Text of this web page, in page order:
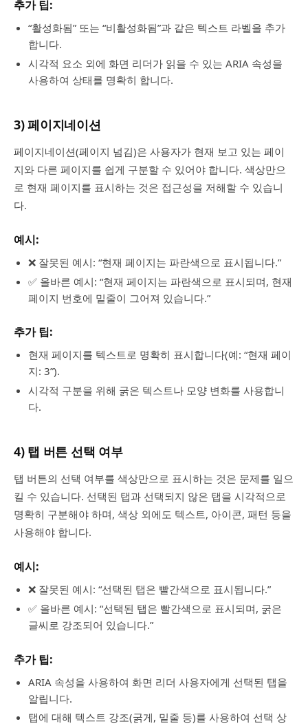
추가 팁:
“활성화됨” 또는 “비활성화됨”과 같은 텍스트 라벨을 추가
합니다.
시각적 요소 외에 화면 리더가 읽을 수 있는 ARIA 속성을
사용하여 상태를 명확히 합니다.
3) 페이지네이션
페이지네이션(페이지 넘김)은 사용자가 현재 보고 있는 페이
지와 다른 페이지를 쉽게 구분할 수 있어야 합니다. 색상만으
로 현재 페이지를 표시하는 것은 접근성을 저해할 수 있습니
다.
예시:
❌ 잘못된 예시: “현재 페이지는 파란색으로 표시됩니다.”
✅ 올바른 예시: “현재 페이지는 파란색으로 표시되며, 현재
페이지 번호에 밑줄이 그어져 있습니다.”
추가 팁:
현재 페이지를 텍스트로 명확히 표시합니다(예: “현재 페이
지: 3”).
시각적 구분을 위해 굵은 텍스트나 모양 변화를 사용합니
다.
4) 탭 버튼 선택 여부
탭 버튼의 선택 여부를 색상만으로 표시하는 것은 문제를 일으
킬 수 있습니다. 선택된 탭과 선택되지 않은 탭을 시각적으로
명확히 구분해야 하며, 색상 외에도 텍스트, 아이콘, 패턴 등을
사용해야 합니다.
예시:
❌ 잘못된 예시: “선택된 탭은 빨간색으로 표시됩니다.”
✅ 올바른 예시: “선택된 탭은 빨간색으로 표시되며, 굵은
글씨로 강조되어 있습니다.”
추가 팁:
ARIA 속성을 사용하여 화면 리더 사용자에게 선택된 탭을
알립니다.
탭에 대해 텍스트 강조(굵게, 밑줄 등)를 사용하여 선택 상